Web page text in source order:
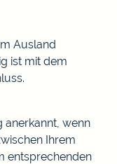
Ausland
ist mit dem
anerkannt, wenn
Ihrem
entsprechenden